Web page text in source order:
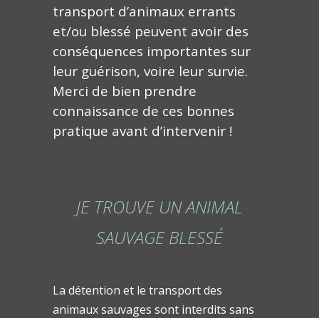
transport d’animaux errants
et/ou blessé peuvent avoir des
conséquences importantes sur
leur guérison, voire leur survie.
Merci de bien prendre
connaissance de ces bonnes
pratique avant d’intervenir !
JE TROUVE UN ANIMAL
SAUVAGE BLESSÉ
La détention et le transport des
animaux sauvages sont interdits sans